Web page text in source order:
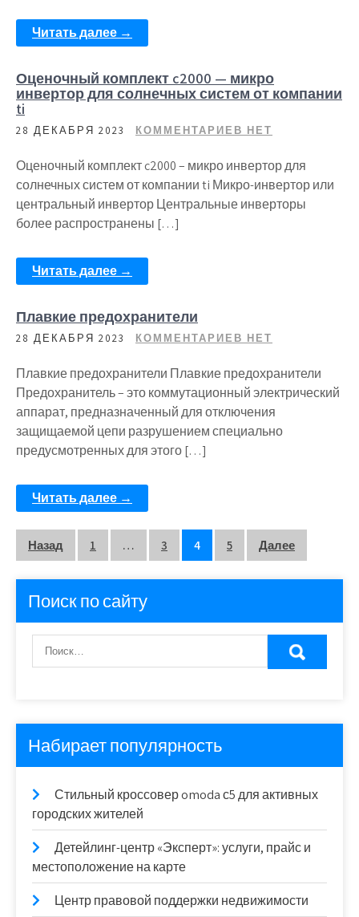
Читать далее →
Оценочный комплект c2000 — микро
инвертор для солнечных систем от компании
ti
28 ДЕКАБРЯ 2023 КОММЕНТАРИЕВ НЕТ
Оценочный комплект c2000 – микро инвертор для
солнечных систем от компании ti Микро-инвертор или
центральный инвертор Центральные инверторы
более распространены […]
Читать далее →
Плавкие предохранители
28 ДЕКАБРЯ 2023 КОММЕНТАРИЕВ НЕТ
Плавкие предохранители Плавкие предохранители
Предохранитель – это коммутационный электрический
аппарат, предназначенный для отключения
защищаемой цепи разрушением специально
предусмотренных для этого […]
Читать далее →
Пагинация
записей
Назад 1 … 3 4 5 Далее
Поиск по сайту
Набирает популярность
Стильный кроссовер omoda с5 для активных
городских жителей
Детейлинг-центр «Эксперт»: услуги, прайс и
местоположение на карте
Центр правовой поддержки недвижимости